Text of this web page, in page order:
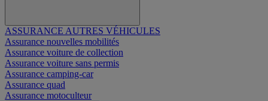
ASSURANCE AUTRES VÉHICULES
Assurance nouvelles mobilités
Assurance voiture de collection
Assurance voiture sans permis
Assurance camping-car
Assurance quad
Assurance motoculteur